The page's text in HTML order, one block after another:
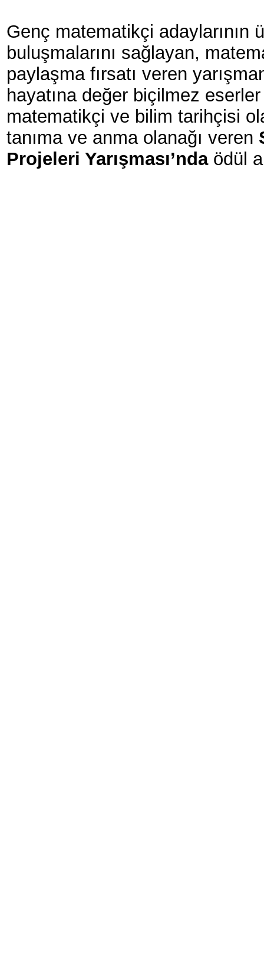
Genç matematikçi
buluşmalarını sağlayan,
paylaşma fırsatı veren
hayatına değer biçilmez
matematikçi ve bilim tarihçisi
tanıma ve anma olanağı veren
Projeleri Yarışması’nda ödül